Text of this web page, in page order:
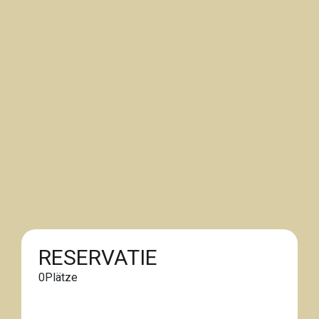
RESERVATIE
0Plätze